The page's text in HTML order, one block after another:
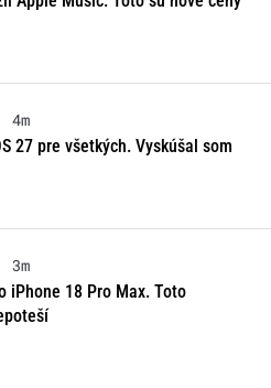
4m
27 pre všetkých. Vyskúšal som
3m
iPhone 18 Pro Max. Toto